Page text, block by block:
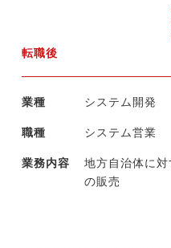
転職後
業種 システム開発
職種 システム営業
業務内容
地方自治体に
の販売